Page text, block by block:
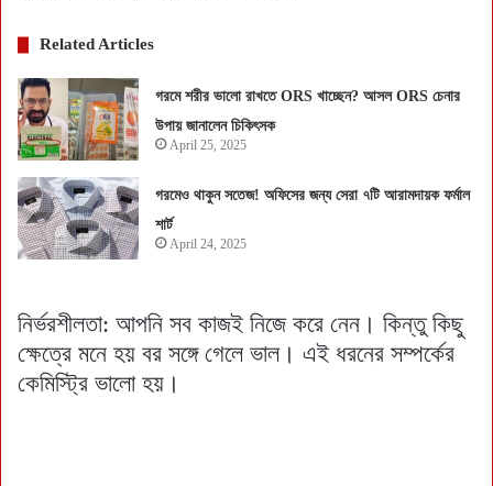
Related Articles
গরমে শরীর ভালো রাখতে ORS খাচ্ছেন? আসল ORS চেনার
উপায় জানালেন চিকিৎসক
April 25, 2025
গরমেও থাকুন সতেজ! অফিসের জন্য সেরা ৭টি আরামদায়ক ফর্মাল
শার্ট
April 24, 2025
নির্ভরশীলতা: আপনি সব কাজই নিজে করে নেন। কিন্তু কিছু
ক্ষেত্রে মনে হয় বর সঙ্গে গেলে ভাল। এই ধরনের সম্পর্কের
কেমিস্ট্রি ভালো হয়।